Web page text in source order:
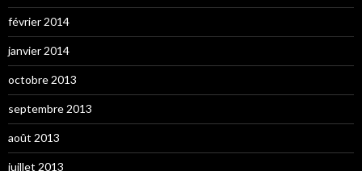
février 2014
janvier 2014
octobre 2013
septembre 2013
août 2013
juillet 2013